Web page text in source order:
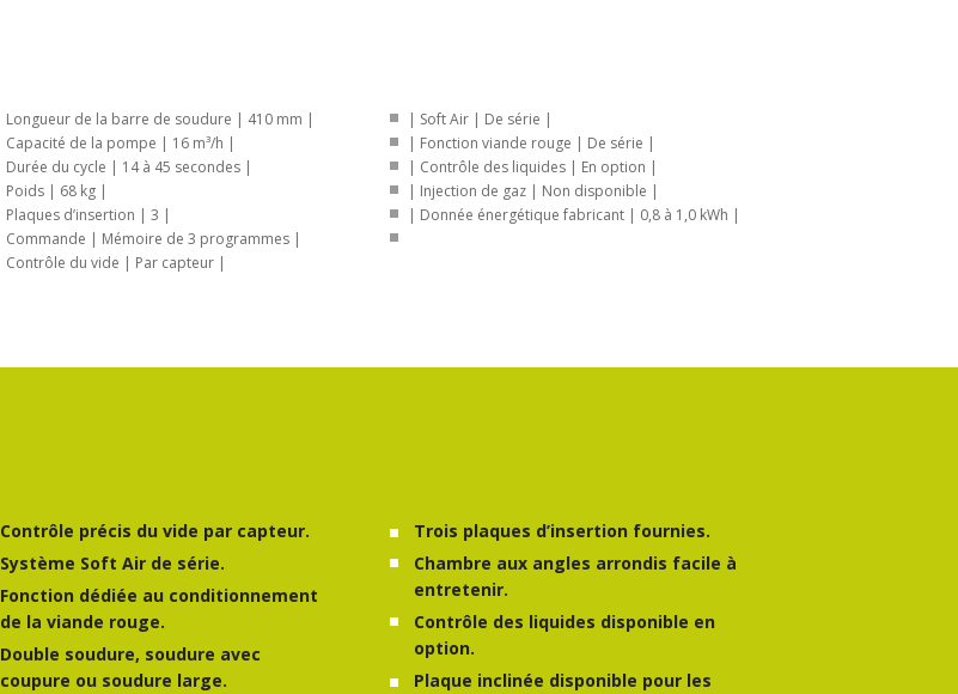
| Longueur de la barre de soudure | 410 mm |
| Capacité de la pompe | 16 m³/h |
| Durée du cycle | 14 à 45 secondes |
| Poids | 68 kg |
| Plaques d’insertion | 3 |
| Commande | Mémoire de 3 programmes |
| Contrôle du vide | Par capteur |
| Soft Air | De série |
| Fonction viande rouge | De série |
| Contrôle des liquides | En option |
| Injection de gaz | Non disponible |
| Donnée énergétique fabricant | 0,8 à 1,0 kWh |
Contrôle précis du vide par capteur.
Système Soft Air de série.
Fonction dédiée au conditionnement
de la viande rouge.
Double soudure, soudure avec
coupure ou soudure large.
Trois plaques d’insertion fournies.
Chambre aux angles arrondis facile à
entretenir.
Contrôle des liquides disponible en
option.
Plaque inclinée disponible pour les